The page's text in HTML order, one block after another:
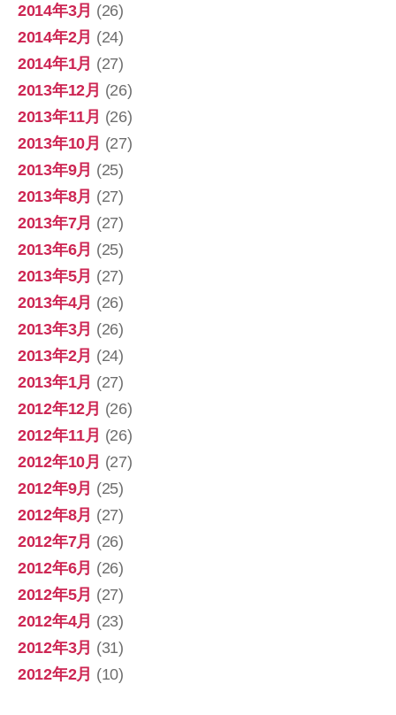
2014年3月 (26)
2014年2月 (24)
2014年1月 (27)
2013年12月 (26)
2013年11月 (26)
2013年10月 (27)
2013年9月 (25)
2013年8月 (27)
2013年7月 (27)
2013年6月 (25)
2013年5月 (27)
2013年4月 (26)
2013年3月 (26)
2013年2月 (24)
2013年1月 (27)
2012年12月 (26)
2012年11月 (26)
2012年10月 (27)
2012年9月 (25)
2012年8月 (27)
2012年7月 (26)
2012年6月 (26)
2012年5月 (27)
2012年4月 (23)
2012年3月 (31)
2012年2月 (10)